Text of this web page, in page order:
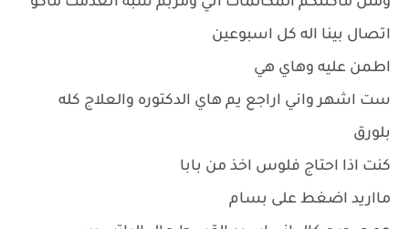
اتصال بينا اله كل اسبوعين
اطمن عليه وهاي هي
ست اشهر واني اراجع يم هاي الدكتوره والعلاج كله
بلورق
كنت اذا احتاج فلوس اخذ من بابا
مااريد اضغط على بسام